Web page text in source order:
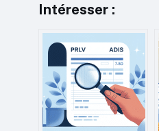
Intéresser :